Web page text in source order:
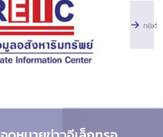
next